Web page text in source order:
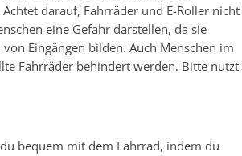
darauf, Fahrräder und E-Roller nicht
eine Gefahr darstellen, da sie
Eingängen bilden. Auch Menschen im
Fahrräder behindert werden. Bitte nutzt
bequem mit dem Fahrrad, indem du